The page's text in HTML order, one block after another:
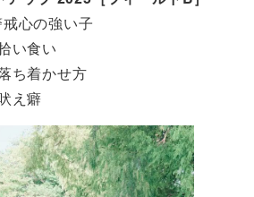
心の強い子
い食い
ち着かせ方
え癖